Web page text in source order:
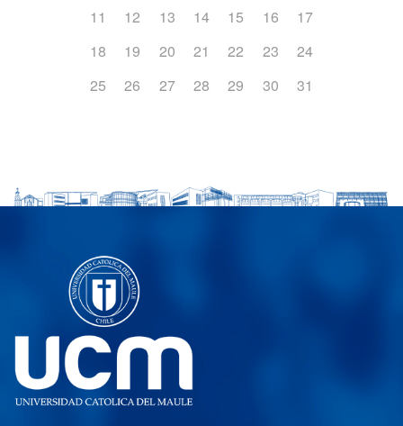
11
12 13 14 15 16
17
18
19 20 21 22 23
24
25
26 27 28 29 30 31